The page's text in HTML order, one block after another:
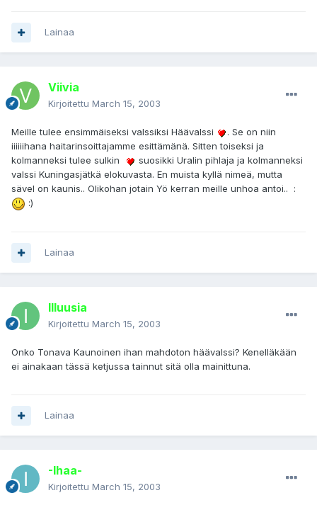
Lainaa
Viivia
Kirjoitettu March 15, 2003
Meille tulee ensimmäiseksi valssiksi Häävalssi
. Se on niin
iiiiiihana haitarinsoittajamme esittämänä. Sitten toiseksi ja
kolmanneksi tulee sulkin
suosikki Uralin pihlaja ja kolmanneksi
valssi Kuningasjätkä elokuvasta. En muista kyllä nimeä, mutta
sävel on kaunis.. Olikohan jotain Yö kerran meille unhoa antoi.. :
:)
Lainaa
Illuusia
Kirjoitettu March 15, 2003
Onko Tonava Kaunoinen ihan mahdoton häävalssi? Kenelläkään
ei ainakaan tässä ketjussa tainnut sitä olla mainittuna.
Lainaa
-Ihaa-
Kirjoitettu March 15, 2003